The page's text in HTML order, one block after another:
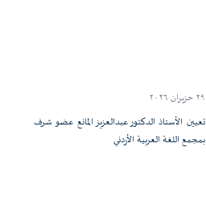
٢٩ حزيران ٢٠٢٦
تعيين الأستاذ الدكتور عبدالعزيز المانع عضو شرف
بمجمع اللغة العربية الأردني